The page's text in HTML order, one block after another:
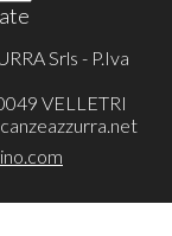
Srls - P.Iva
VELLETRI